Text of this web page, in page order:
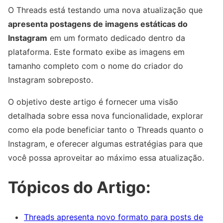
O Threads está testando uma nova atualização que
apresenta postagens de imagens estáticas do
Instagram em um formato dedicado dentro da
plataforma. Este formato exibe as imagens em
tamanho completo com o nome do criador do
Instagram sobreposto.
O objetivo deste artigo é fornecer uma visão
detalhada sobre essa nova funcionalidade, explorar
como ela pode beneficiar tanto o Threads quanto o
Instagram, e oferecer algumas estratégias para que
você possa aproveitar ao máximo essa atualização.
Tópicos do Artigo:
Threads apresenta novo formato para posts de